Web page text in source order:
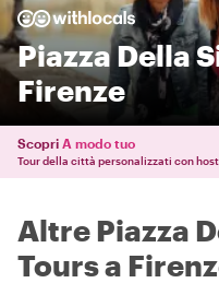
Piazza Della
Firenze
Scopri A modo tuo
Tour della città personalizzati con
Altre Piazza
Tours a